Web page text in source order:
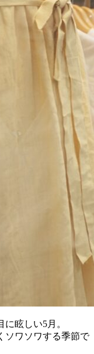
眩しい5月。
ソワソワする季節で